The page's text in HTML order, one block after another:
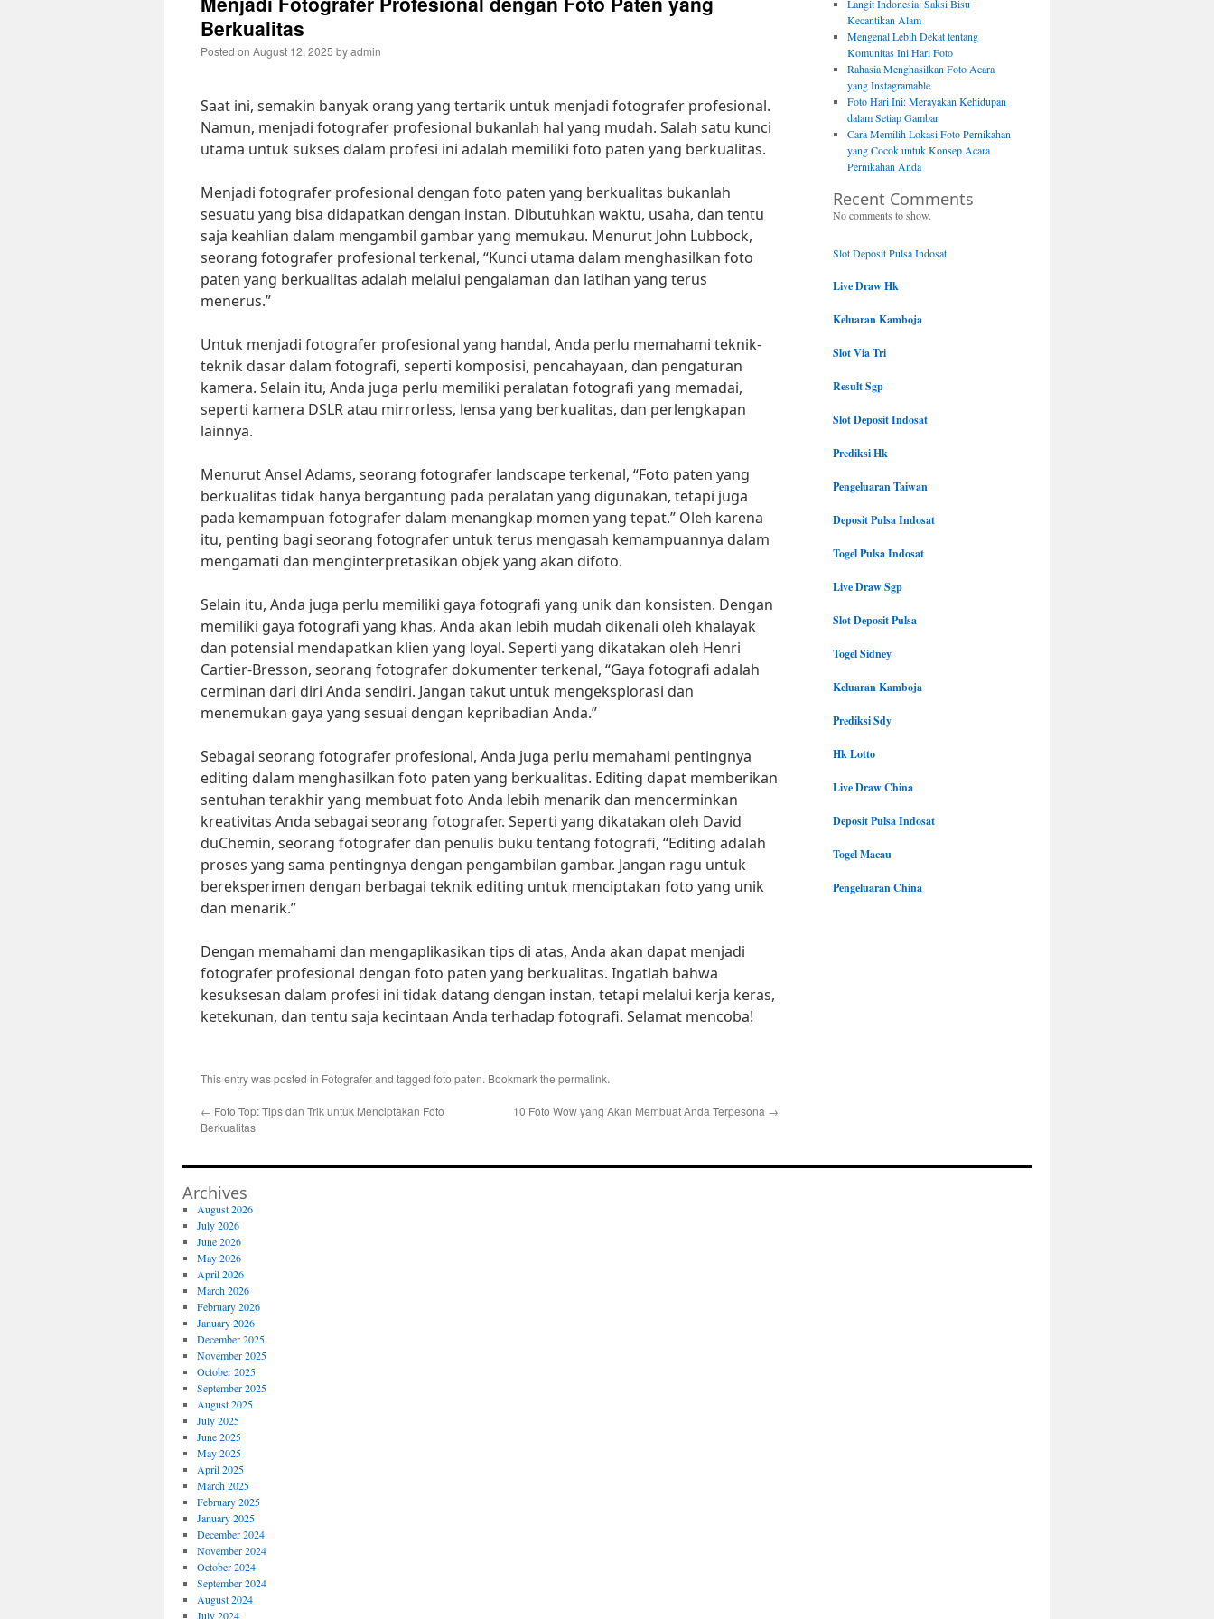
Berkualitas
Posted on August 12, 2025 byadmin
Saat ini, semakin banyak orang yang tertarik untuk menjadi fotografer profesional.
Namun, menjadi fotografer profesional bukanlah hal yang mudah. Salah satu kunci
utama untuk sukses dalam profesi ini adalah memiliki foto paten yang berkualitas.
Menjadi fotografer profesional dengan foto paten yang berkualitas bukanlah
sesuatu yang bisa didapatkan dengan instan. Dibutuhkan waktu, usaha, dan tentu
saja keahlian dalam mengambil gambar yang memukau. Menurut John Lubbock,
seorang fotografer profesional terkenal, “Kunci utama dalam menghasilkan foto
paten yang berkualitas adalah melalui pengalaman dan latihan yang terus
menerus.”
Untuk menjadi fotografer profesional yang handal, Anda perlu memahami teknik-
teknik dasar dalam fotografi, seperti komposisi, pencahayaan, dan pengaturan
kamera. Selain itu, Anda juga perlu memiliki peralatan fotografi yang memadai,
seperti kamera DSLR atau mirrorless, lensa yang berkualitas, dan perlengkapan
lainnya.
Menurut Ansel Adams, seorang fotografer landscape terkenal, “Foto paten yang
berkualitas tidak hanya bergantung pada peralatan yang digunakan, tetapi juga
pada kemampuan fotografer dalam menangkap momen yang tepat.” Oleh karena
itu, penting bagi seorang fotografer untuk terus mengasah kemampuannya dalam
mengamati dan menginterpretasikan objek yang akan difoto.
Selain itu, Anda juga perlu memiliki gaya fotografi yang unik dan konsisten. Dengan
memiliki gaya fotografi yang khas, Anda akan lebih mudah dikenali oleh khalayak
dan potensial mendapatkan klien yang loyal. Seperti yang dikatakan oleh Henri
Cartier-Bresson, seorang fotografer dokumenter terkenal, “Gaya fotografi adalah
cerminan dari diri Anda sendiri. Jangan takut untuk mengeksplorasi dan
menemukan gaya yang sesuai dengan kepribadian Anda.”
Sebagai seorang fotografer profesional, Anda juga perlu memahami pentingnya
editing dalam menghasilkan foto paten yang berkualitas. Editing dapat memberikan
sentuhan terakhir yang membuat foto Anda lebih menarik dan mencerminkan
kreativitas Anda sebagai seorang fotografer. Seperti yang dikatakan oleh David
duChemin, seorang fotografer dan penulis buku tentang fotografi, “Editing adalah
proses yang sama pentingnya dengan pengambilan gambar. Jangan ragu untuk
bereksperimen dengan berbagai teknik editing untuk menciptakan foto yang unik
dan menarik.”
Dengan memahami dan mengaplikasikan tips di atas, Anda akan dapat menjadi
fotografer profesional dengan foto paten yang berkualitas. Ingatlah bahwa
kesuksesan dalam profesi ini tidak datang dengan instan, tetapi melalui kerja keras,
ketekunan, dan tentu saja kecintaan Anda terhadap fotografi. Selamat mencoba!
This entry was posted in Fotograferand tagged foto paten. Bookmark the permalink.
← Foto Top: Tips dan Trik untuk Menciptakan Foto
Berkualitas
10 Foto Wow yang Akan Membuat Anda Terpesona →
Langit Indonesia: Saksi Bisu
Kecantikan Alam
Mengenal Lebih Dekat tentang
Komunitas Ini Hari Foto
Rahasia Menghasilkan Foto Acara
yang Instagramable
Foto Hari Ini: Merayakan Kehidupan
dalam Setiap Gambar
Cara Memilih Lokasi Foto Pernikahan
yang Cocok untuk Konsep Acara
Pernikahan Anda
Recent Comments
No comments to show.
Slot Deposit Pulsa Indosat
Live Draw Hk
Keluaran Kamboja
Slot Via Tri
Result Sgp
Slot Deposit Indosat
Prediksi Hk
Pengeluaran Taiwan
Deposit Pulsa Indosat
Togel Pulsa Indosat
Live Draw Sgp
Slot Deposit Pulsa
Togel Sidney
Keluaran Kamboja
Prediksi Sdy
Hk Lotto
Live Draw China
Deposit Pulsa Indosat
Togel Macau
Pengeluaran China
Archives
August 2026
July 2026
June 2026
May 2026
April 2026
March 2026
February 2026
January 2026
December 2025
November 2025
October 2025
September 2025
August 2025
July 2025
June 2025
May 2025
April 2025
March 2025
February 2025
January 2025
December 2024
November 2024
October 2024
September 2024
August 2024
July 2024